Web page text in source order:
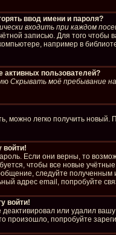
ввод имени и пароля?
входить при каждом
записью. Для того
например в
активных пользователей?
Скрывать моё пребывание
можно легко получить
войти!
Если они верны, то
чтобы все новые
следуйте
адрес email, попробуйте
войти!
или удалил
попробуйте